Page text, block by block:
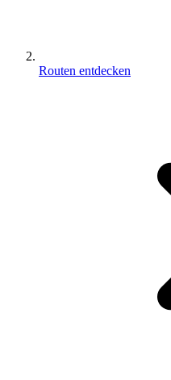
Routen entdecken